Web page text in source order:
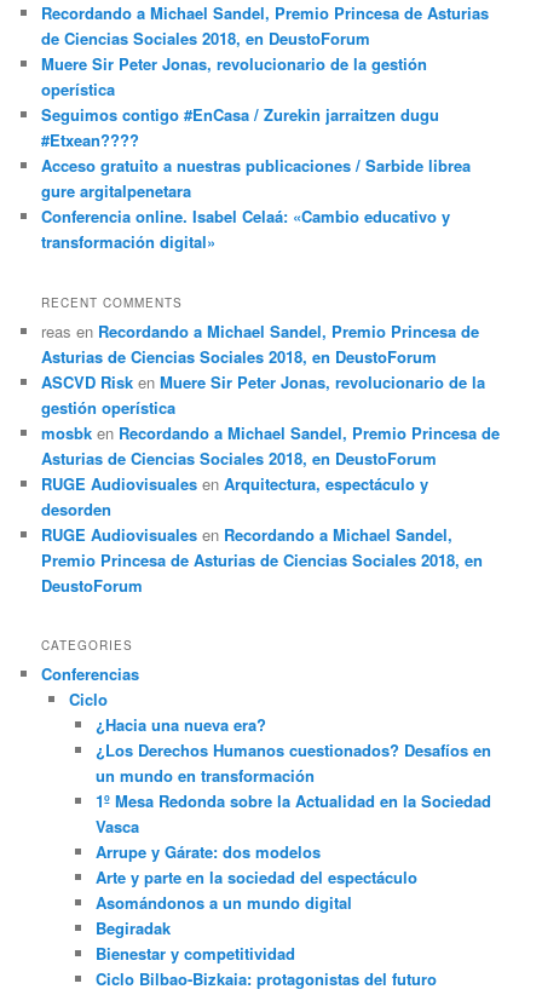
Recordando a Michael Sandel, Premio Princesa de Asturias
de Ciencias Sociales 2018, en DeustoForum
Muere Sir Peter Jonas, revolucionario de la gestión
operística
Seguimos contigo #EnCasa / Zurekin jarraitzen dugu
#Etxean????
Acceso gratuito a nuestras publicaciones / Sarbide librea
gure argitalpenetara
Conferencia online. Isabel Celaá: «Cambio educativo y
transformación digital»
RECENT COMMENTS
reas en Recordando a Michael Sandel, Premio Princesa de
Asturias de Ciencias Sociales 2018, en DeustoForum
ASCVD Risk enMuere Sir Peter Jonas, revolucionario de la
gestión operística
mosbk en Recordando a Michael Sandel, Premio Princesa de
Asturias de Ciencias Sociales 2018, en DeustoForum
RUGE Audiovisuales enArquitectura, espectáculo y
desorden
RUGE Audiovisuales en Recordando a Michael Sandel,
Premio Princesa de Asturias de Ciencias Sociales 2018, en
DeustoForum
CATEGORIES
Conferencias
Ciclo
¿Hacia una nueva era?
¿Los Derechos Humanos cuestionados? Desafíos en
un mundo en transformación
1º Mesa Redonda sobre la Actualidad en la Sociedad
Vasca
Arrupe y Gárate: dos modelos
Arte y parte en la sociedad del espectáculo
Asomándonos a un mundo digital
Begiradak
Bienestar y competitividad
Ciclo Bilbao-Bizkaia: protagonistas del futuro